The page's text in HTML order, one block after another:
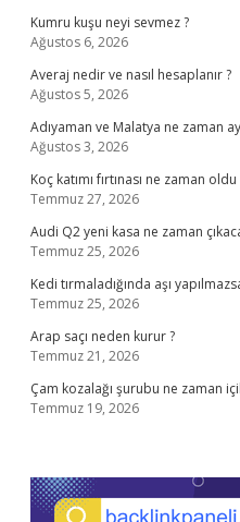
Kumru kuşu neyi sevmez ?
Ağustos 6, 2026
Averaj nedir ve nasıl hesaplanır ?
Ağustos 5, 2026
Adıyaman ve Malatya ne zaman
Ağustos 3, 2026
Koç katımı fırtınası ne zaman oldu
Temmuz 27, 2026
Audi Q2 yeni kasa ne zaman
Temmuz 25, 2026
Kedi tırmaladığında aşı
Temmuz 25, 2026
Arap saçı neden kurur ?
Temmuz 21, 2026
Çam kozalağı şurubu ne zaman
Temmuz 19, 2026